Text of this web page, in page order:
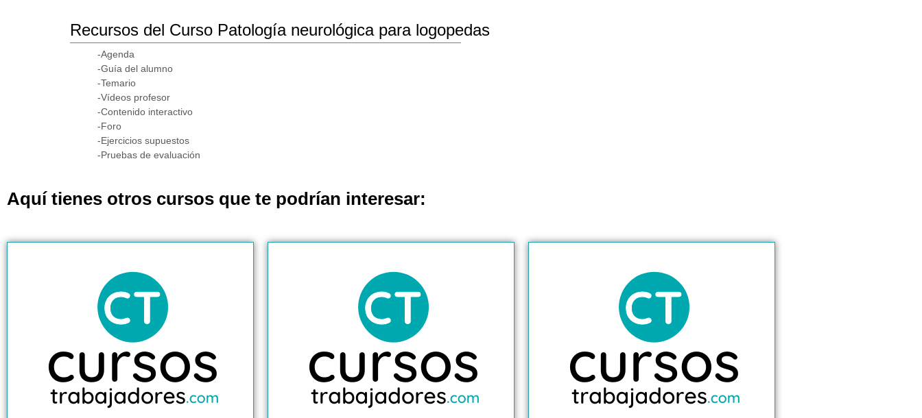
Recursos del Curso Patología neurológica para logopedas
-Agenda
-Guía del alumno
-Temario
-Vídeos profesor
-Contenido interactivo
-Foro
-Ejercicios supuestos
-Pruebas de evaluación
Aquí tienes otros cursos que te podrían interesar: